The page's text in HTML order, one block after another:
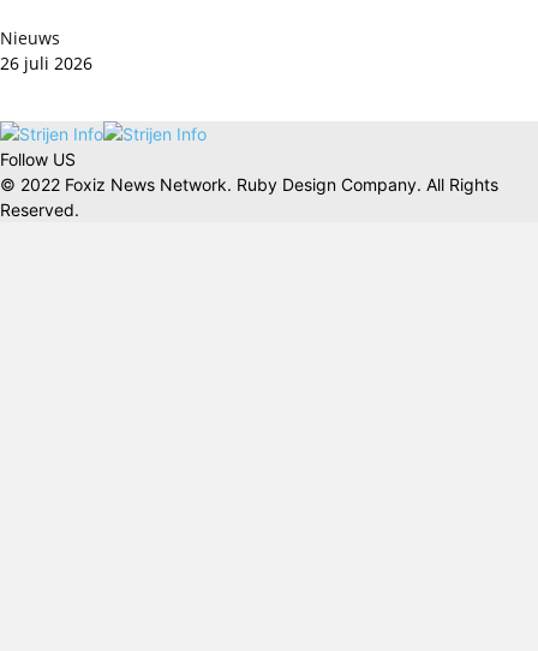
Nieuws
26 juli 2026
Follow US
© 2022 Foxiz News Network. Ruby Design Company. All Rights
Reserved.